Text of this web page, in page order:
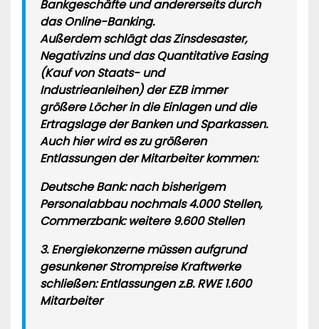
Bankgeschäfte und andererseits durch
das Online-Banking.
Außerdem schlägt das Zinsdesaster,
Negativzins und das Quantitative Easing
(Kauf von Staats- und
Industrieanleihen) der EZB immer
größere Löcher in die Einlagen und die
Ertragslage der Banken und Sparkassen.
Auch hier wird es zu größeren
Entlassungen der Mitarbeiter kommen:
Deutsche Bank: nach bisherigem
Personalabbau nochmals 4.000 Stellen,
Commerzbank: weitere 9.600 Stellen
3. Energiekonzerne müssen aufgrund
gesunkener Strompreise Kraftwerke
schließen: Entlassungen z.B. RWE 1.600
Mitarbeiter